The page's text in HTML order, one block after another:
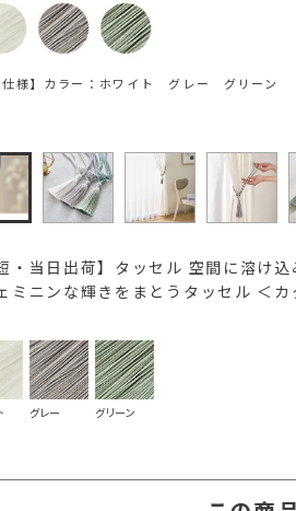
仕様】カラー：ホワイト グレー グリーン
短・当日出荷】タッセル 空間に溶け
ミニンな輝きをまとうタッセル ＜カ
グレー グリーン